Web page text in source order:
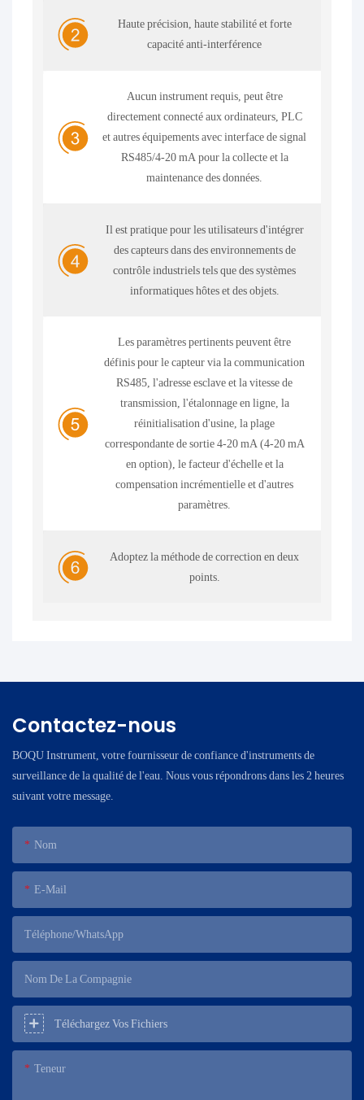
Haute précision, haute stabilité et forte
capacité anti-interférence
Aucun instrument requis, peut être
directement connecté aux ordinateurs, PLC
et autres équipements avec interface de signal
RS485/4-20 mA pour la collecte et la
maintenance des données.
Il est pratique pour les utilisateurs d'intégrer
des capteurs dans des environnements de
contrôle industriels tels que des systèmes
informatiques hôtes et des objets.
Les paramètres pertinents peuvent être
définis pour le capteur via la communication
RS485, l'adresse esclave et la vitesse de
transmission, l'étalonnage en ligne, la
réinitialisation d'usine, la plage
correspondante de sortie 4-20 mA (4-20 mA
en option), le facteur d'échelle et la
compensation incrémentielle et d'autres
paramètres.
Adoptez la méthode de correction en deux
points.
Contactez-nous
BOQU Instrument, votre fournisseur de confiance d'instruments de
surveillance de la qualité de l'eau. Nous vous répondrons dans les 2 heures
suivant votre message.
Nom
E-Mail
Téléphone/WhatsApp
Nom De La Compagnie
Téléchargez Vos Fichiers
Teneur